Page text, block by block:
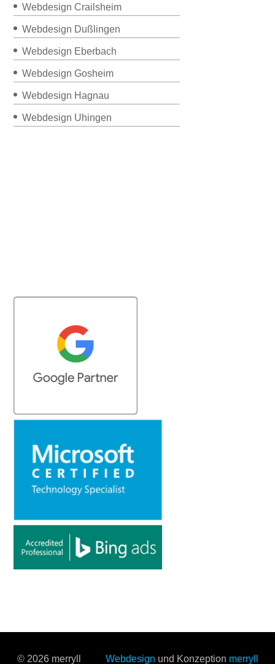
Webdesign Crailsheim
Webdesign Dußlingen
Webdesign Eberbach
Webdesign Gosheim
Webdesign Hagnau
Webdesign Uhingen
© 2026 merryll Webdesign und Konzeption merryll